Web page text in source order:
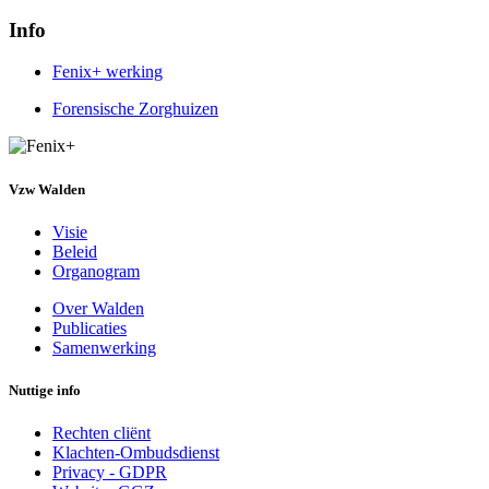
Info
Fenix+ werking
Forensische Zorghuizen
Vzw Walden
Visie
Beleid
Organogram
Secundaire
menu
Over Walden
Publicaties
Samenwerking
Nuttige info
Rechten cliënt
Klachten-Ombudsdienst
Privacy - GDPR